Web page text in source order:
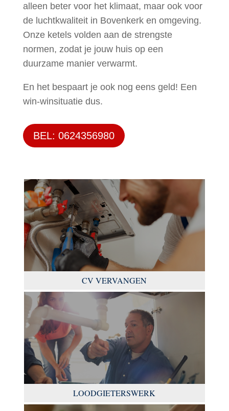
alleen beter voor het klimaat, maar ook voor
de luchtkwaliteit in Bovenkerk en omgeving.
Onze ketels volden aan de strengste
normen, zodat je jouw huis op een
duurzame manier verwarmt.
En het bespaart je ook nog eens geld! Een
win-winsituatie dus.
BEL: 0624356980
CV VERVANGEN
LOODGIETERSWERK